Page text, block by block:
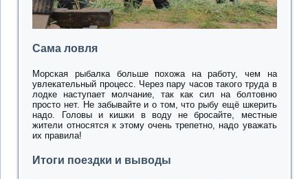
Сама ловля
Морская рыбалка больше похожа на работу, чем на
увлекательный процесс. Через пару часов такого труда в
лодке наступает молчание, так как сил на болтовню
просто нет. Не забывайте и о том, что рыбу ещё шкерить
надо. Головы и кишки в воду не бросайте, местные
жители относятся к этому очень трепетно, надо уважать
их правила!
Итоги поездки и выводы